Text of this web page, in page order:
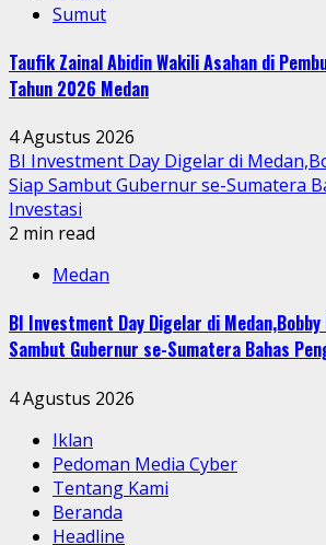
Sumut
Taufik Zainal Abidin Wakili Asahan di
Tahun 2026 Medan
4 Agustus 2026
BI Investment Day Digelar di
Siap Sambut Gubernur se-Sumatera
Investasi
2 min read
Medan
BI Investment Day Digelar di
Sambut Gubernur se-Sumatera Bahas
4 Agustus 2026
Iklan
Pedoman Media Cyber
Tentang Kami
Beranda
Headline